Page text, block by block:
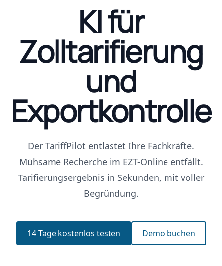
KI für
Zolltarifierung
und
Exportkontrolle
Der TariffPilot entlastet Ihre Fachkräfte.
Mühsame Recherche im EZT-Online entfällt.
Tarifierungsergebnis in Sekunden, mit voller
Begründung.
14 Tage kostenlos testen Demo buchen